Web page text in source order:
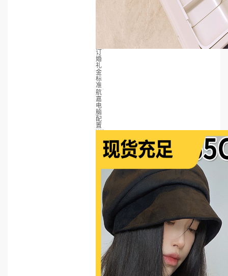
订
婚
礼
金
标
准
航
嘉
电
脑
配
置